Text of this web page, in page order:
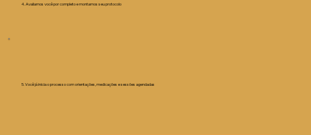
4. Avaliamos você por completo e montamos seu protocolo
5. Você já inicia o processo com orientações, medicações e sessões agendadas